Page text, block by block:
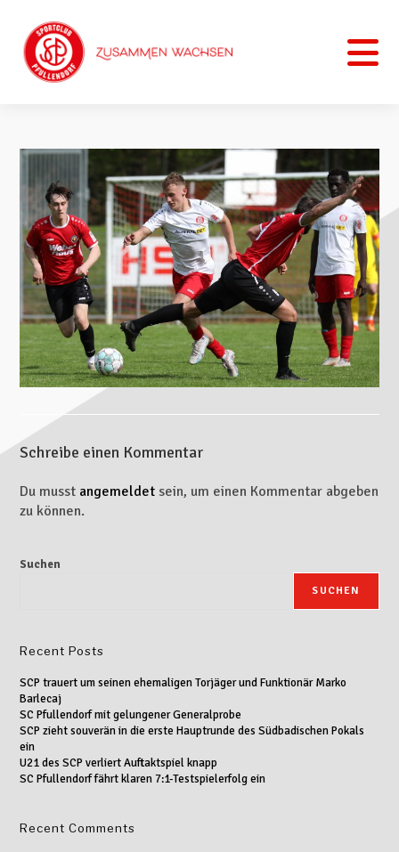
Schreibe einen Kommentar
Du musst angemeldet sein, um einen Kommentar abgeben
zu können.
Suchen
SUCHEN
Recent Posts
SCP trauert um seinen ehemaligen Torjäger und Funktionär Marko
Barlecaj
SC Pfullendorf mit gelungener Generalprobe
SCP zieht souverän in die erste Hauptrunde des Südbadischen Pokals
ein
U21 des SCP verliert Auftaktspiel knapp
SC Pfullendorf fährt klaren 7:1-Testspielerfolg ein
Recent Comments